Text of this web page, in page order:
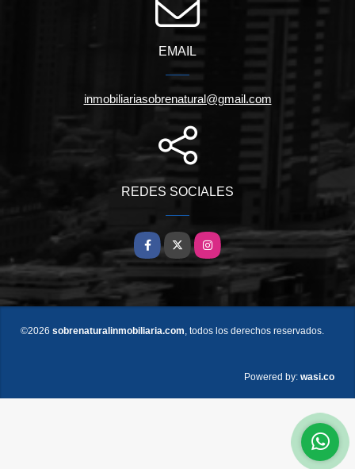
EMAIL
inmobiliariasobrenatural@gmail.com
REDES SOCIALES
Facebook
X Instagram
©2026 sobrenaturalinmobiliaria.com, todos los derechos reservados.
Powered by: wasi.co